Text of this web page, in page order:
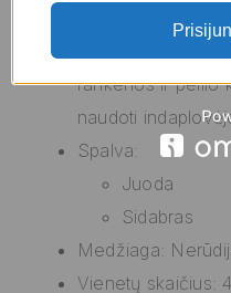
Skalbimo
rankenos ir peilio
naudoti
Spalva:
Juoda
Sidabras
Medžiaga:
Vienetų skaičius: